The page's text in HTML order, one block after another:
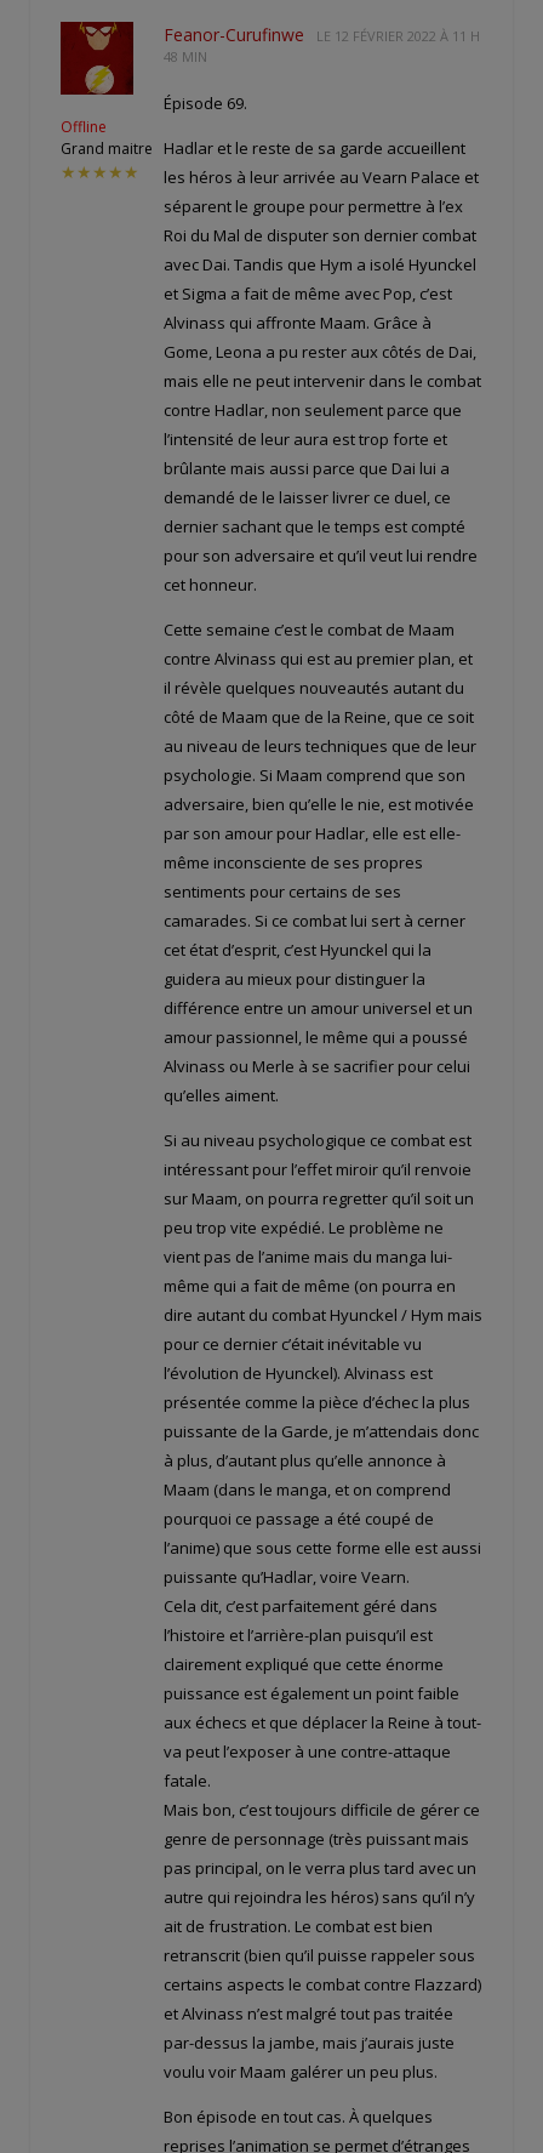
Offline
Grand maitre
★★★★★
Feanor-Curufinwe LE 12 FÉVRIER 2022 À 11 H
48 MIN
Épisode 69.
Hadlar et le reste de sa garde accueillent
les héros à leur arrivée au Vearn Palace et
séparent le groupe pour permettre à l’ex
Roi du Mal de disputer son dernier combat
avec Dai. Tandis que Hym a isolé Hyunckel
et Sigma a fait de même avec Pop, c’est
Alvinass qui affronte Maam. Grâce à
Gome, Leona a pu rester aux côtés de Dai,
mais elle ne peut intervenir dans le combat
contre Hadlar, non seulement parce que
l’intensité de leur aura est trop forte et
brûlante mais aussi parce que Dai lui a
demandé de le laisser livrer ce duel, ce
dernier sachant que le temps est compté
pour son adversaire et qu’il veut lui rendre
cet honneur.
Cette semaine c’est le combat de Maam
contre Alvinass qui est au premier plan, et
il révèle quelques nouveautés autant du
côté de Maam que de la Reine, que ce soit
au niveau de leurs techniques que de leur
psychologie. Si Maam comprend que son
adversaire, bien qu’elle le nie, est motivée
par son amour pour Hadlar, elle est elle-
même inconsciente de ses propres
sentiments pour certains de ses
camarades. Si ce combat lui sert à cerner
cet état d’esprit, c’est Hyunckel qui la
guidera au mieux pour distinguer la
différence entre un amour universel et un
amour passionnel, le même qui a poussé
Alvinass ou Merle à se sacrifier pour celui
qu’elles aiment.
Si au niveau psychologique ce combat est
intéressant pour l’effet miroir qu’il renvoie
sur Maam, on pourra regretter qu’il soit un
peu trop vite expédié. Le problème ne
vient pas de l’anime mais du manga lui-
même qui a fait de même (on pourra en
dire autant du combat Hyunckel / Hym mais
pour ce dernier c’était inévitable vu
l’évolution de Hyunckel). Alvinass est
présentée comme la pièce d’échec la plus
puissante de la Garde, je m’attendais donc
à plus, d’autant plus qu’elle annonce à
Maam (dans le manga, et on comprend
pourquoi ce passage a été coupé de
l’anime) que sous cette forme elle est aussi
puissante qu’Hadlar, voire Vearn.
Cela dit, c’est parfaitement géré dans
l’histoire et l’arrière-plan puisqu’il est
clairement expliqué que cette énorme
puissance est également un point faible
aux échecs et que déplacer la Reine à tout-
va peut l’exposer à une contre-attaque
fatale.
Mais bon, c’est toujours difficile de gérer ce
genre de personnage (très puissant mais
pas principal, on le verra plus tard avec un
autre qui rejoindra les héros) sans qu’il n’y
ait de frustration. Le combat est bien
retranscrit (bien qu’il puisse rappeler sous
certains aspects le combat contre Flazzard)
et Alvinass n’est malgré tout pas traitée
par-dessus la jambe, mais j’aurais juste
voulu voir Maam galérer un peu plus.
Bon épisode en tout cas. À quelques
reprises l’animation se permet d’étranges